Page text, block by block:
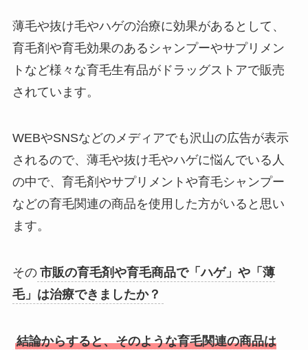
薄毛や抜け毛やハゲの治療に効果があるとして、
育毛剤や育毛効果のあるシャンプーやサプリメン
トなど様々な育毛生有品がドラッグストアで販売
されています。
WEBやSNSなどのメディアでも沢山の広告が表示
されるので、薄毛や抜け毛やハゲに悩んでいる人
の中で、育毛剤やサプリメントや育毛シャンプー
などの育毛関連の商品を使用した方がいると思い
ます。
その 市販の育毛剤や育毛商品で「ハゲ」や「薄
毛」は治療できましたか？
結論からすると、そのような育毛関連の商品は